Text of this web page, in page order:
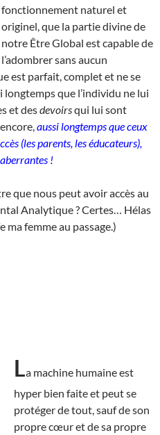
fonctionnement naturel et
originel, que la partie divine de
notre Être Global est capable de
l’adombrer sans aucun
est parfait, complet et ne se
que l’individu ne lui
et desdevoirsqui lui sont
aussi longtemps que ceux
(les parents, les éducateurs),
!
que nous peut avoir accès au
Analytique ? Certes… Hélas
ma femme au passage.)
La machine humaine est
hyper bien faite et peut se
protéger de tout, sauf de son
propre cœur et de sa propre